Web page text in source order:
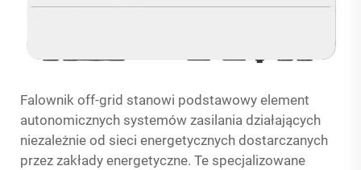
Falownik off-grid stanowi podstawowy element
autonomicznych systemów zasilania działających
niezależnie od sieci energetycznych dostarczanych
przez zakłady energetyczne. Te specjalizowane